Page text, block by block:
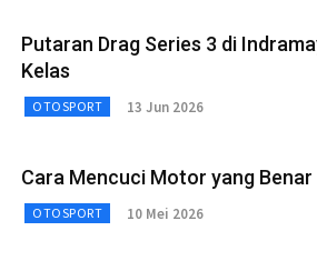
Putaran Drag Series 3 di
Kelas
OTOSPORT 13 Jun 2026
Cara Mencuci Motor yang Benar
OTOSPORT 10 Mei 2026